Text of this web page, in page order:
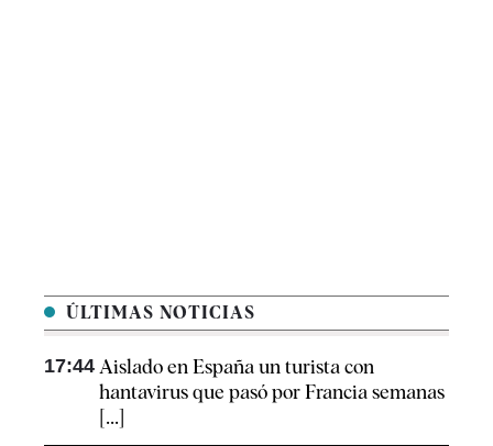
ÚLTIMAS NOTICIAS
17:44 Aislado en España un turista con
hantavirus que pasó por Francia semanas
[...]